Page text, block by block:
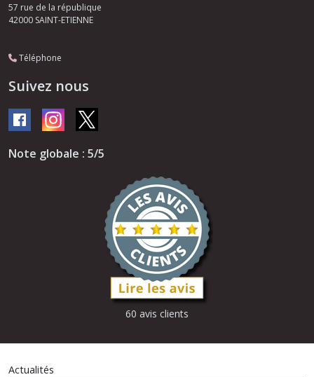
57 rue de la république
42000 SAINT-ETIENNE
Téléphone
Suivez nous
Note globale : 5/5
60 avis clients
Actualités